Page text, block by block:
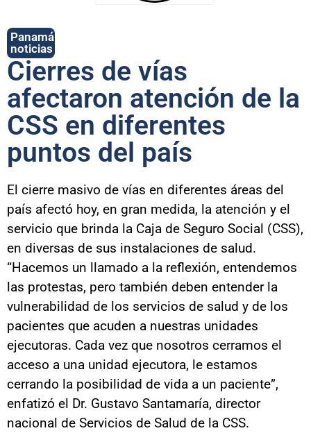
Panamá
noticias
Cierres de vías
afectaron atención de la
CSS en diferentes
puntos del país
El cierre masivo de vías en diferentes áreas del
país afectó hoy, en gran medida, la atención y el
servicio que brinda la Caja de Seguro Social (CSS),
en diversas de sus instalaciones de salud.
“Hacemos un llamado a la reflexión, entendemos
las protestas, pero también deben entender la
vulnerabilidad de los servicios de salud y de los
pacientes que acuden a nuestras unidades
ejecutoras. Cada vez que nosotros cerramos el
acceso a una unidad ejecutora, le estamos
cerrando la posibilidad de vida a un paciente”,
enfatizó el Dr. Gustavo Santamaría, director
nacional de Servicios de Salud de la CSS.